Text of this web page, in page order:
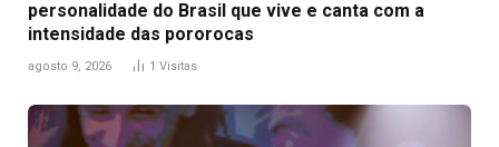
personalidade do Brasil que vive e canta com a
intensidade das pororocas
agosto 9, 2026 1 Visitas